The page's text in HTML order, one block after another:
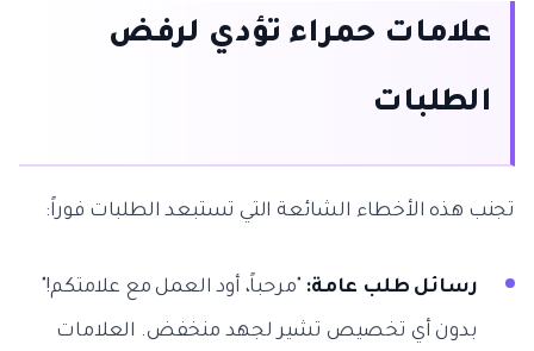
علامات حمراء تؤدي لرفض
الطلبات
تجنب هذه الأخطاء الشائعة التي تستبعد الطلبات فوراً:
رسائل طلب عامة: "مرحباً، أود العمل مع علامتكم!"
بدون أي تخصيص تشير لجهد منخفض. العلامات